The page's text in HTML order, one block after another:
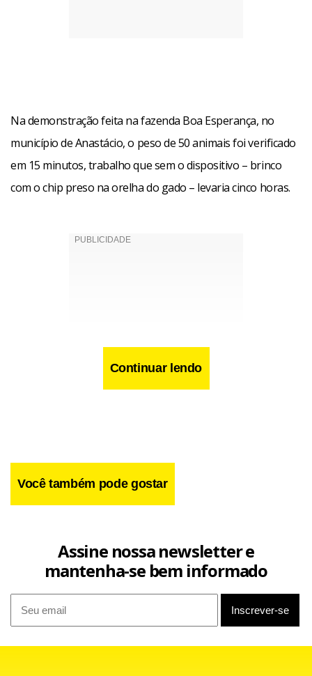
Na demonstração feita na fazenda Boa Esperança, no
município de Anastácio, o peso de 50 animais foi verificado
em 15 minutos, trabalho que sem o dispositivo – brinco
com o chip preso na orelha do gado – levaria cinco horas.
O ganho de tempo se deve ao fato de que no momento em
animal no banco de dados da propriedade, eliminando a
O teste faz parte do ciclo de uso experimental do circuito
integrado, o primeiro dispositivo do gênero 100%
Continuar lendo
Você também pode gostar
Assine nossa newsletter e
mantenha-se bem informado